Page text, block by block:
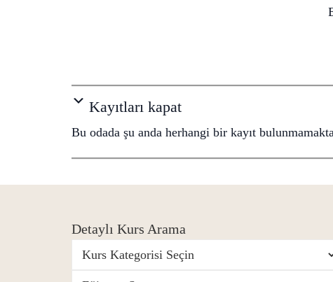
Kayıtları kapat
Bu odada şu anda herhangi bir kayıt
Detaylı Kurs Arama